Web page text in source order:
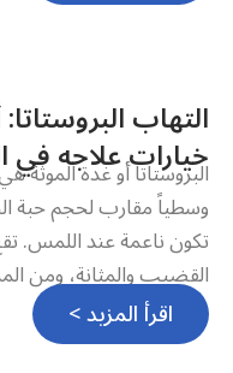
التهاب
خيارات علاجه في
البروستاتا أو غدة
تكون ناعمة عند اللمس.
القضيب والمثانة، ومن
اقرأ المزيد >